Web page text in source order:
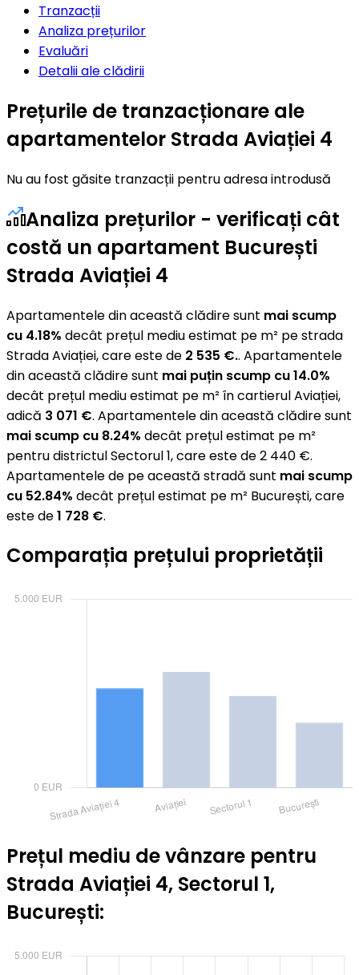
Tranzacții
Analiza prețurilor
Evaluări
Detalii ale clădirii
Prețurile de tranzacționare ale
apartamentelor Strada Aviației 4
Nu au fost găsite tranzacții pentru adresa introdusă
Analiza prețurilor - verificați cât
costă un apartament București
Strada Aviației 4
Apartamentele din această clădire sunt mai scump
cu 4.18% decât prețul mediu estimat pe m² pe strada
Strada Aviației, care este de 2 535 €.. Apartamentele
din această clădire sunt mai puțin scump cu 14.0%
decât prețul mediu estimat pe m² în cartierul Aviației,
adică 3 071 €. Apartamentele din această clădire sunt
mai scump cu 8.24% decât prețul estimat pe m²
pentru districtul Sectorul 1, care este de 2 440 €.
Apartamentele de pe această stradă sunt mai scump
cu 52.84% decât prețul estimat pe m² București, care
este de1 728 €.
Comparația prețului proprietății
Prețul mediu de vânzare pentru
Strada Aviației 4, Sectorul 1,
București: